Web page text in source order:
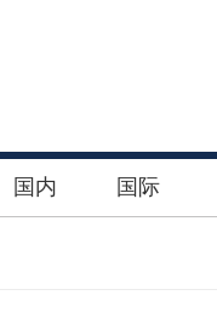
国内 国际